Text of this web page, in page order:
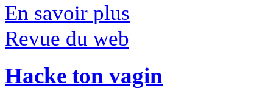
En savoir plus
Revue du web
Hacke ton vagin